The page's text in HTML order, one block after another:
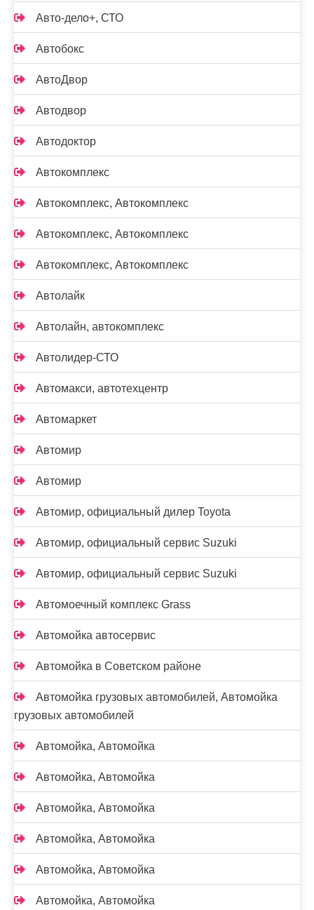
Авто-дело+, СТО
Автобокс
АвтоДвор
Автодвор
Автодоктор
Автокомплекс
Автокомплекс, Автокомплекс
Автокомплекс, Автокомплекс
Автокомплекс, Автокомплекс
Автолайк
Автолайн, автокомплекс
Автолидер-СТО
Автомакси, автотехцентр
Автомаркет
Автомир
Автомир
Автомир, официальный дилер Toyota
Автомир, официальный сервис Suzuki
Автомир, официальный сервис Suzuki
Автомоечный комплекс Grass
Автомойка автосервис
Автомойка в Советском районе
Автомойка грузовых автомобилей, Автомойка
грузовых автомобилей
Автомойка, Автомойка
Автомойка, Автомойка
Автомойка, Автомойка
Автомойка, Автомойка
Автомойка, Автомойка
Автомойка, Автомойка